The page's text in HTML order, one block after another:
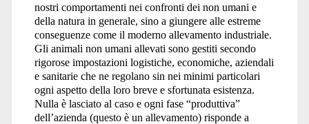
nostri comportamenti nei confronti dei non umani e
della natura in generale, sino a giungere alle estreme
conseguenze come il moderno allevamento industriale.
Gli animali non umani allevati sono gestiti secondo
rigorose impostazioni logistiche, economiche, aziendali
e sanitarie che ne regolano sin nei minimi particolari
ogni aspetto della loro breve e sfortunata esistenza.
Nulla è lasciato al caso e ogni fase “produttiva”
dell’azienda (questo è un allevamento) risponde a